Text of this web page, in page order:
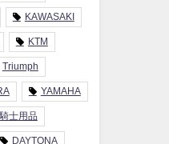
KAWASAKI
KTM
Triumph
YAMAHA
騎士用品
DAYTONA